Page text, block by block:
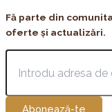
Fă parte din
oferte și actualizări.
Abonează-te